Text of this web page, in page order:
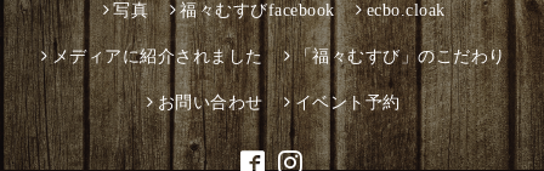
写真 福々むすびfacebook ecbo.cloak
メディアに紹介されました 「福々むすび」のこだわり
お問い合わせ イベント予約